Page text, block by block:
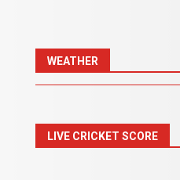
WEATHER
LIVE CRICKET SCORE